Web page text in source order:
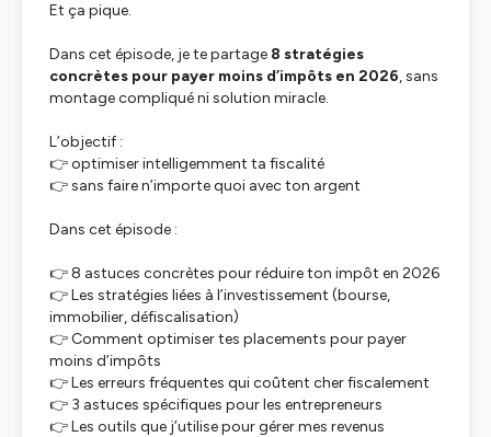
Et ça pique.
Dans cet épisode, je te partage 8 stratégies
concrètes pour payer moins d’impôts en 2026, sans
montage compliqué ni solution miracle.
L’objectif :
👉 optimiser intelligemment ta fiscalité
👉 sans faire n’importe quoi avec ton argent
Dans cet épisode :
👉 8 astuces concrètes pour réduire ton impôt en 2026
👉 Les stratégies liées à l’investissement (bourse,
immobilier, défiscalisation)
👉 Comment optimiser tes placements pour payer
moins d’impôts
👉 Les erreurs fréquentes qui coûtent cher fiscalement
👉 3 astuces spécifiques pour les entrepreneurs
👉 Les outils que j’utilise pour gérer mes revenus